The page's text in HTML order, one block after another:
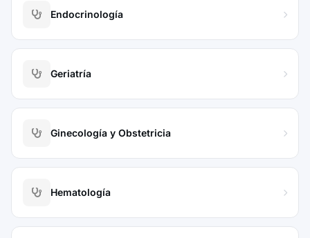
Endocrinología
Geriatría
Ginecología y Obstetricia
Hematología